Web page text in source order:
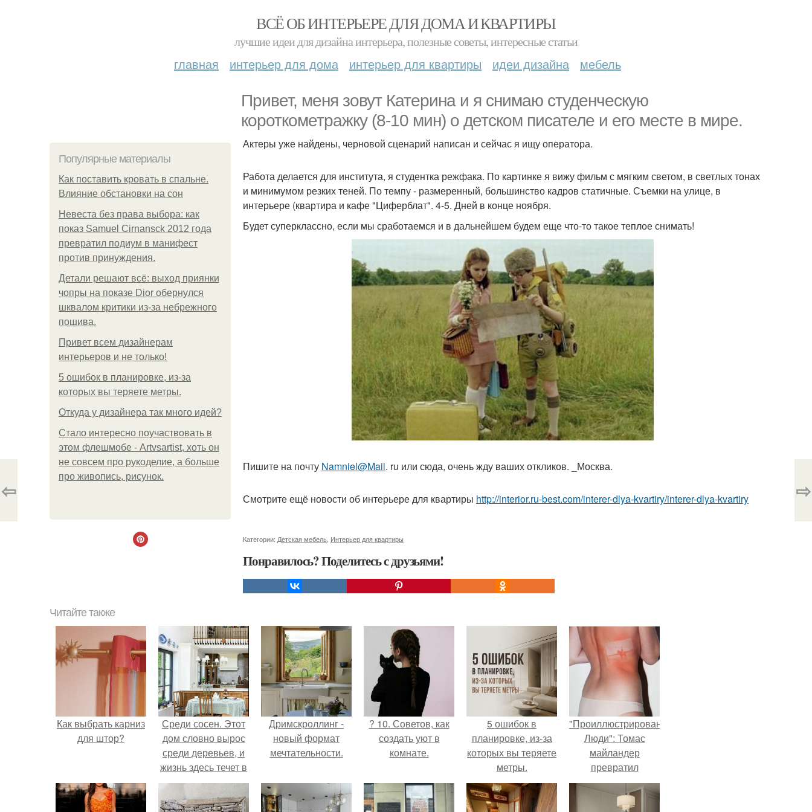
ВСЁ ОБ ИНТЕРЬЕРЕ ДЛЯ ДОМА И КВАРТИРЫ
лучшие идеи для дизайна интерьера, полезные советы, интересные статьи
главная интерьер для дома интерьер для квартиры идеи дизайна мебель
Привет, меня зовут Катерина и я снимаю студенческую
короткометражку (8-10 мин) о детском писателе и его месте в мире.
Популярные материалы
Как поставить кровать в спальне.
Влияние обстановки на сон
Невеста без права выбора: как
показ Samuel Cirnansck 2012 года
превратил подиум в манифест
против принуждения.
Детали решают всё: выход приянки
чопры на показе Dior обернулся
шквалом критики из-за небрежного
пошива.
Привет всем дизайнерам
интерьеров и не только!
5 ошибок в планировке, из-за
которых вы теряете метры.
Откуда у дизайнера так много идей?
Стало интересно поучаствовать в
этом флешмобе - Artvsartist, хоть он
не совсем про рукоделие, а больше
про живопись, рисунок.
Актеры уже найдены, черновой сценарий написан и сейчас я ищу оператора.
Работа делается для института, я студентка режфака. По картинке я вижу фильм с мягким светом, в светлых тонах
и минимумом резких теней. По темпу - размеренный, большинство кадров статичные. Съемки на улице, в
интерьере (квартира и кафе "Циферблат". 4-5. Дней в конце ноября.
Будет суперклассно, если мы сработаемся и в дальнейшем будем еще что-то такое теплое снимать!
Пишите на почту Namniel@Mail. ru или сюда, очень жду ваших откликов. _Москва.
Смотрите ещё новости об интерьере для квартиры http://interior.ru-best.com/interer-dlya-kvartiry/interer-dlya-kvartiry
Категории: Детская мебель Интерьер для квартиры
Понравилось? Поделитесь с друзьями!
⇦ ⇨
Читайте также
Как выбрать карниз
для штор?
Среди сосен. Этот
дом словно вырос
среди деревьев, и
жизнь здесь течет в
собственном ритме
- спокойно, без
Дримскроллинг -
новый формат
мечтательности.
? 10. Советов, как
создать уют в
комнате.
5 ошибок в
планировке, из-за
которых вы теряете
метры.
"Проиллюстрированные
Люди": Томас
майландер
превратил
солнечные ожоги в
арт - объект.